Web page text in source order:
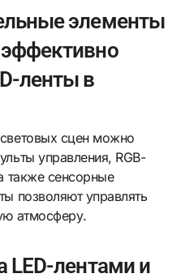
элементы
ленты в
сцен можно
управления, RGB-
также сенсорные
позволяют управлять
атмосферу.
LED-лентами и